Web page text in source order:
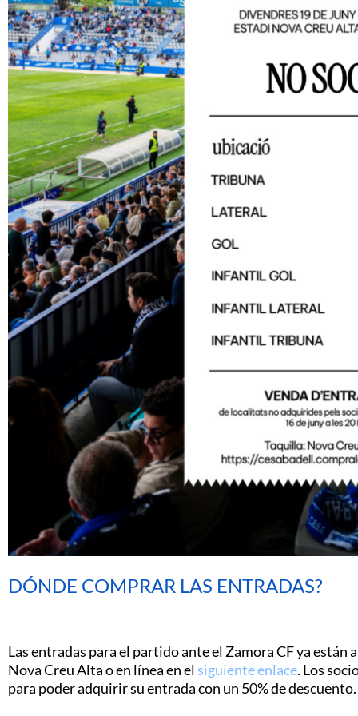
DÓNDE COMPRAR LAS ENTRADAS?
Las entradas para el partido ante el Zamora CF ya están
Nova Creu Alta o en línea en elsiguiente enlace. Los
para poder adquirir su entrada con un 50% de descuento.